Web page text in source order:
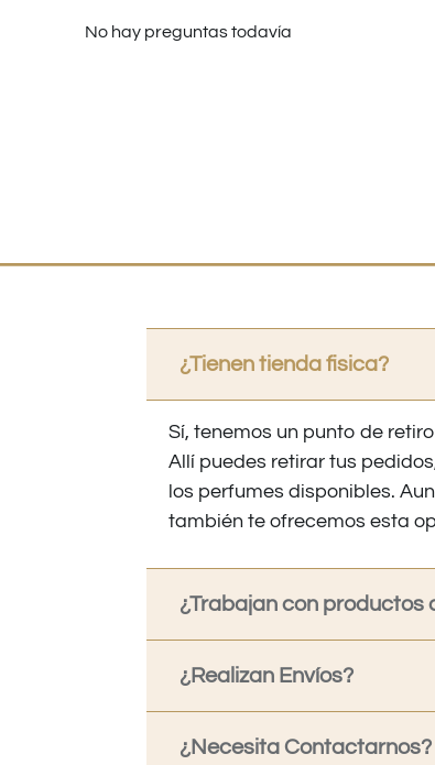
No hay preguntas todavía
¿Tienen tienda fisica?
Sí, tenemos un punto de
Allí puedes retirar tus
los perfumes disponibles.
también te ofrecemos esta
¿Trabajan con productos
¿Realizan Envíos?
¿Necesita Contactarnos?